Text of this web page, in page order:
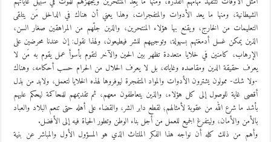
الشيطانية، ومنها ما يعد الأدوات والمتفجرات، وهذا يعني أن هناك في الداخل مَن يتلقى
التعليمات من الخارج، ويقنع بها هؤلاء المنتحرين، والذين جلّهم من المراهقين صغار السن،
الذين يمكن غسل أدمغتهم بسهولة، وتوجيههم للشر فيطيعون، ولهذا نقول: إن عندنا محرضين على
الإرهاب، كامنين في خلايا متعددة تظهر بين الحين والآخر لتقوم بأسوأ عمل يقوم به مَن لا
يعرف حقيقة الدين ومقاصده وغاياته، بل لا يعرف الحلال من الحرام حسب أحكامه، وهناك
-ولا شك- ممولون يشترون الأدوات والمواد المتفجرة ليوفروها لهذه الخلايا لتعمل، ولابد من بذل
أقصى غاية للوصول إلى كل هؤلاء، والذين يتعاطفون معهم، ثم تقديمهم للمحاكمة ليحكم عليهم
بأشد ما شرع الله من عقوبة لأمثالهم؛ لقطع دابر الشر، والقضاء على أهله حتى تنعم البلاد والعباد
بالأمن والأمان، وليتفرغ الجميع للعمل من أجل بناء الوطن وتطور الحياة فيه إلى الأفضل.
وأهم من ذلك كله أن نواجه هذا الفكر الملتاث الذي هو المسؤول الأول والمباشر عن بنية